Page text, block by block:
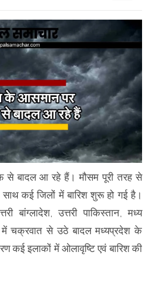
से बादल आ रहे हैं। मौसम पूरी तरह से
कई जिलों में बारिश शुरू हो गई है।
बांग्लादेश, उत्तरी पाकिस्तान, मध्य
में चक्रवात से उठे बादल मध्यप्रदेश के
कई इलाकों में ओलावृष्टि एवं बारिश की